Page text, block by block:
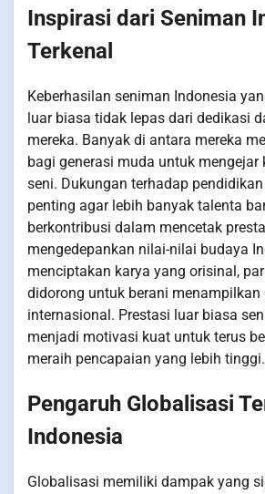
Inspirasi dari Seniman
Terkenal
Keberhasilan seniman Indonesia
luar biasa tidak lepas dari dedikasi
mereka. Banyak di antara mereka
bagi generasi muda untuk mengejar
seni. Dukungan terhadap
penting agar lebih banyak talenta
berkontribusi dalam mencetak
mengedepankan nilai-nilai budaya
menciptakan karya yang orisinal,
didorong untuk berani menampilkan
internasional. Prestasi luar biasa
menjadi motivasi kuat untuk terus
meraih pencapaian yang lebih tinggi.
Pengaruh Globalisasi
Indonesia
Globalisasi memiliki dampak yang